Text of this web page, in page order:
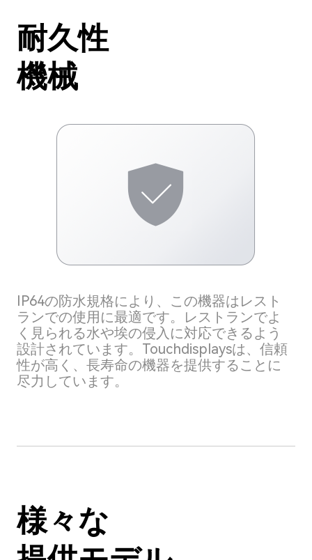
耐久性
機械
IP64の防水規格により、この機器はレスト
ランでの使用に最適です。レストランでよ
く見られる水や埃の侵入に対応できるよう
設計されています。Touchdisplaysは、信頼
性が高く、長寿命の機器を提供することに
尽力しています。
様々な